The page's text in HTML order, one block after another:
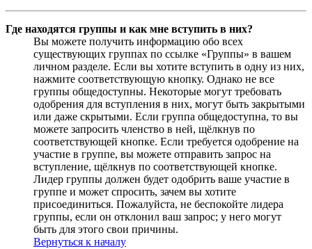
Где находятся группы и как мне вступить в них?
Вы можете получить информацию обо всех
существующих группах по ссылке «Группы» в вашем
личном разделе. Если вы хотите вступить в одну из них,
нажмите соответствующую кнопку. Однако не все
группы общедоступны. Некоторые могут требовать
одобрения для вступления в них, могут быть закрытыми
или даже скрытыми. Если группа общедоступна, то вы
можете запросить членство в ней, щёлкнув по
соответствующей кнопке. Если требуется одобрение на
участие в группе, вы можете отправить запрос на
вступление, щёлкнув по соответствующей кнопке.
Лидер группы должен будет одобрить ваше участие в
группе и может спросить, зачем вы хотите
присоединиться. Пожалуйста, не беспокойте лидера
группы, если он отклонил ваш запрос; у него могут
быть для этого свои причины.
Вернуться к началу